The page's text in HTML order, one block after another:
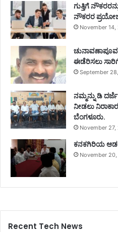
ಗುತ್ತಿಗೆ
ನೌಕರರ
November
ಈಡೆರಿಸಲು
September
ನಮ್ಮನ್ನು ಡಿ
ನೀಡಲು
ಬೆಂಗಳೂರು.
November 27,
ಕನಕಗಿರಿಯ
November
Recent Tech News